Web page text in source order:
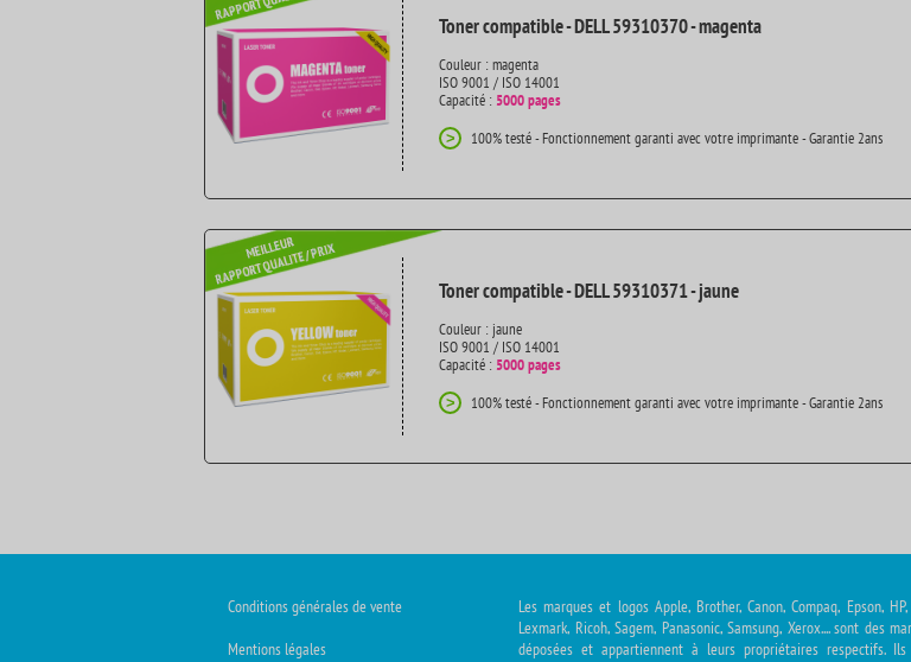
Toner compatible - DELL 59310370 - magenta
Couleur : magenta
ISO 9001 / ISO 14001
Capacité : 5000 pages
> 100% testé - Fonctionnement garanti avec votre imprimante - Garantie 2ans
Toner compatible - DELL 59310371 - jaune
Couleur : jaune
ISO 9001 / ISO 14001
Capacité : 5000 pages
> 100% testé - Fonctionnement garanti avec votre imprimante - Garantie 2ans
Conditions générales de vente
Mentions légales
Les marques et logos Apple, Brother, Canon, Compaq, Epson,
Lexmark, Ricoh, Sagem, Panasonic, Samsung, Xerox.... sont des
déposées et appartiennent à leurs propriétaires respectifs.